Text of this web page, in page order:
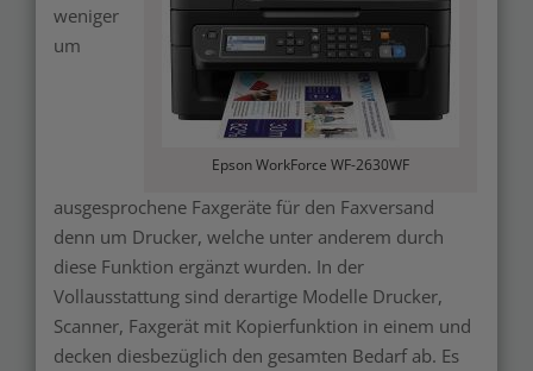
Epson WorkForce WF-2630WF
weniger
um
ausgesprochene Faxgeräte für den Faxversand
denn um Drucker, welche unter anderem durch
diese Funktion ergänzt wurden. In der
Vollausstattung sind derartige Modelle Drucker,
Scanner, Faxgerät mit Kopierfunktion in einem und
decken diesbezüglich den gesamten Bedarf ab. Es